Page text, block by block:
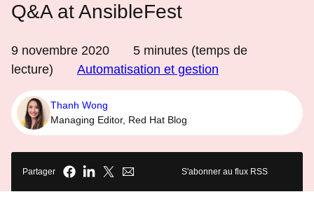
Q&A at AnsibleFest
9 novembre 2020 5 minutes (temps de
lecture)
Automatisation et gestion
Thanh Wong
Managing Editor, Red Hat Blog
Partager S'abonner au flux RSS